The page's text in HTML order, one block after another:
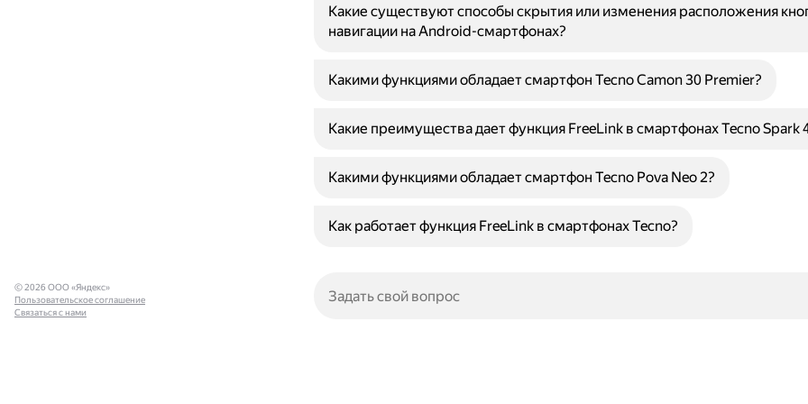
Какие существуют способы скрытия или изменения расположения
навигации на Android-смартфонах?
Какими функциями обладает смартфон Tecno Camon 30 Premier?
Какие преимущества дает функция FreeLink в смартфонах Tecno Spark
Какими функциями обладает смартфон Tecno Pova Neo 2?
Как работает функция FreeLink в смартфонах Tecno?
© 2026 ООО «Яндекс»
Пользовательское соглашение
Связаться с нами